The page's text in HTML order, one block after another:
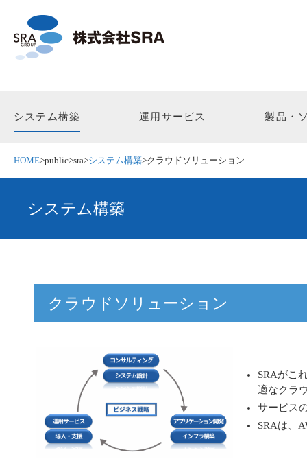
システム構築 運用サービス 製品・
HOME>public>sra>システム構築>クラウドソリューション
システム構築
クラウドソリューション
SRAがこ
適なクラ
サービス
SRAは、